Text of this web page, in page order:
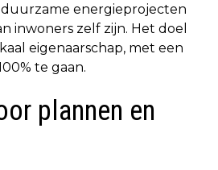
energieprojecten
inwoners zelf zijn. Het doel
eigenaarschap, met een
te gaan.
plannen en